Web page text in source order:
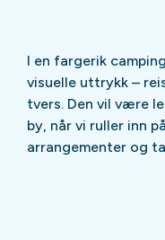
I en fargerik
visuelle uttrykk –
tvers. Den vil være
by, når vi ruller inn
arrangementer og